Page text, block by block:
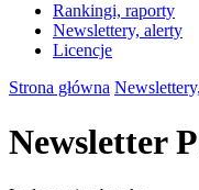
Rankingi, raporty
Newslettery, alerty
Licencje
Strona główna
Newsletter